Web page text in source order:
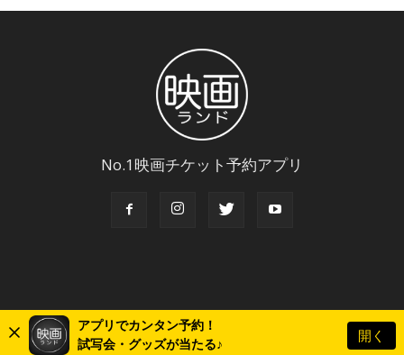
アプリでカンタン予約！
試写会・グッズが当たる♪
開く
No.1映画チケット予約アプリ
© Copyright 2018 Eigaland, inc. All Rights Reserved.